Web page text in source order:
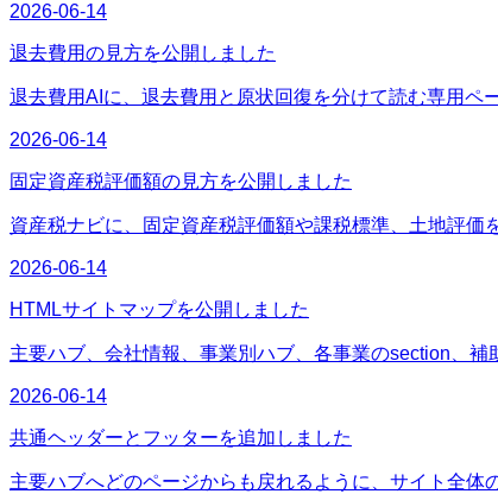
2026-06-14
退去費用の見方を公開しました
退去費用AIに、退去費用と原状回復を分けて読む専用ペ
2026-06-14
固定資産税評価額の見方を公開しました
資産税ナビに、固定資産税評価額や課税標準、土地評価
2026-06-14
HTMLサイトマップを公開しました
主要ハブ、会社情報、事業別ハブ、各事業のsection、
2026-06-14
共通ヘッダーとフッターを追加しました
主要ハブへどのページからも戻れるように、サイト全体